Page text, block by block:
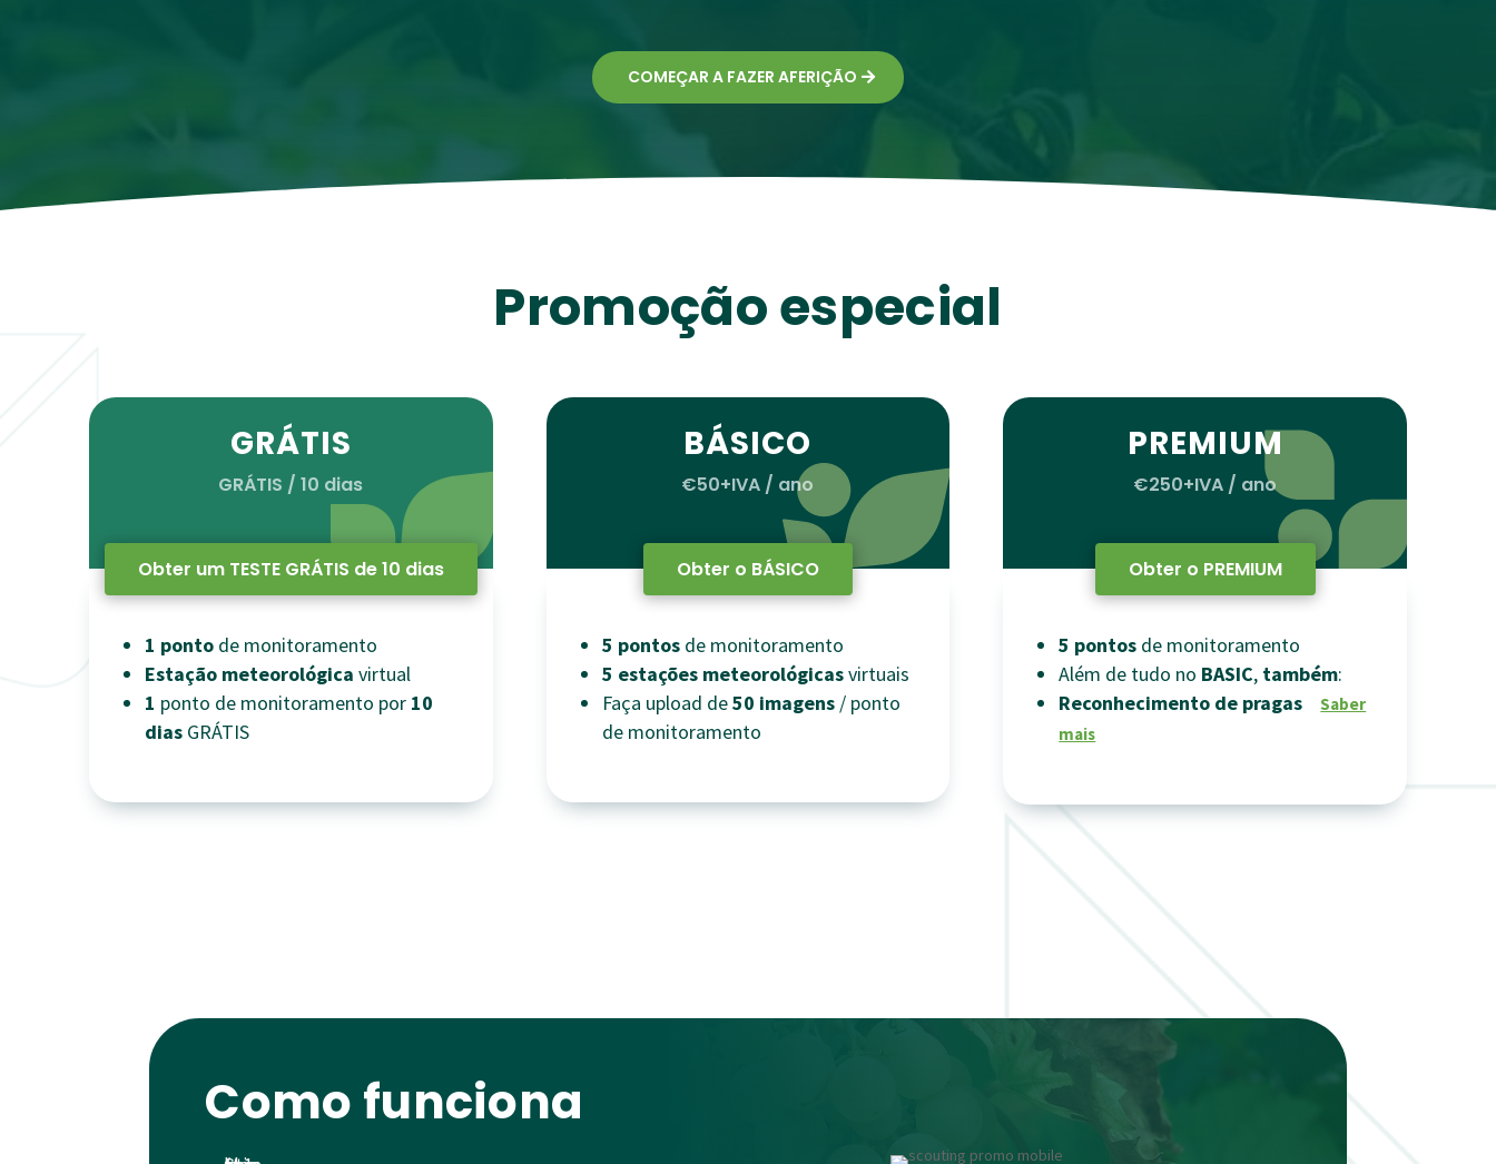
COMEÇAR A FAZER AFERIÇÃO
Promoção especial
GRÁTIS
GRÁTIS / 10 dias
Obter um TESTE GRÁTIS de 10 dias
1 ponto de monitoramento
Estação meteorológica virtual
1 ponto de monitoramento por 10
dias GRÁTIS
BÁSICO
€50+IVA / ano
Obter o BÁSICO
5 pontosde monitoramento
5 estações meteorológicasvirtuais
Faça upload de50 imagens/ ponto
de monitoramento
PREMIUM
€250+IVA / ano
Obter o PREMIUM
5 pontos de monitoramento
Além de tudo no BASIC, também:
Reconhecimento de pragas
Saber
mais
Como funciona